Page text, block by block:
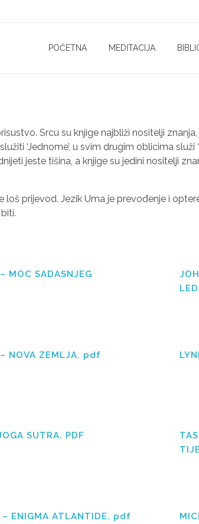
POČETNA MEDITACIJA
Srcu su knjige najbliži nositelji
‘Jednome’, u svim drugim oblicima služi
jeste tišina, a knjige su jedini nositelji
prijevod. Jezik Uma je prevođenje i
MOC SADASNJEG
NOVA ZEMLJA. pdf
SUTRA. PDF
– ENIGMA ATLANTIDE. pdf